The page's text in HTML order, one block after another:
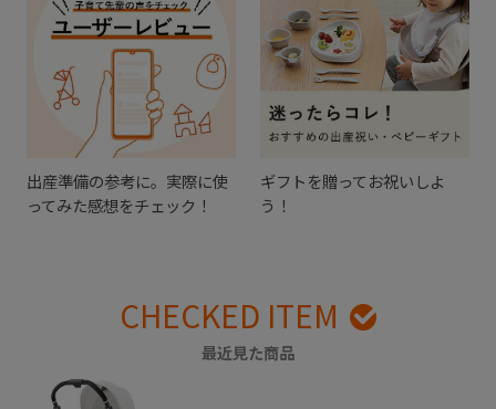
出産準備の参考に。実際に使
ってみた感想をチェック！
ギフトを贈ってお祝いしよ
う！
CHECKED ITEM
最近見た商品